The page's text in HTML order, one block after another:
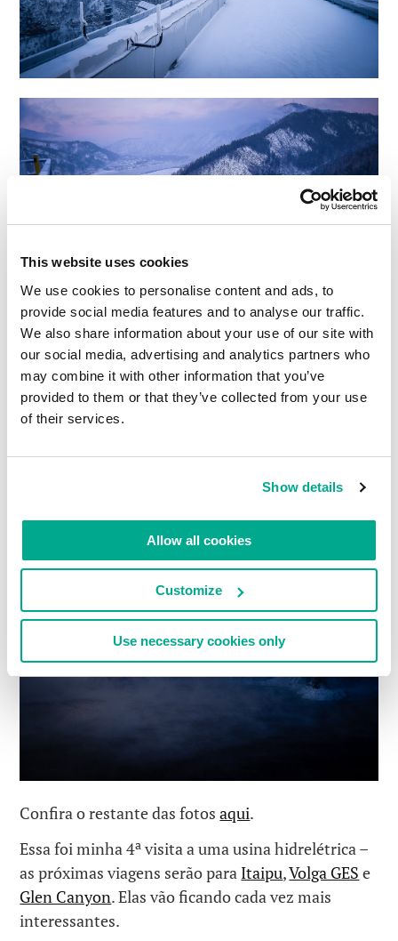
This website uses cookies
We use cookies to personalise content and ads, to
provide social media features and to analyse our traffic.
We also share information about your use of our site with
our social media, advertising and analytics partners who
may combine it with other information that you’ve
provided to them or that they’ve collected from your use
of their services.
Show details
Allow all cookies
Customize
Use necessary cookies only
Confira o restante das fotosaqui.
Essa foi minha 4a visita a uma usina hidrelétrica –
as próximas viagens serão para Itaipu,Volga GES e
Glen Canyon. Elas vão ficando cada vez mais
interessantes.